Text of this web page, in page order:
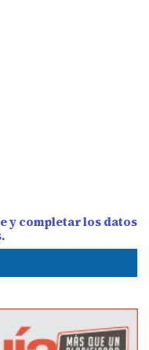
y completar los datos